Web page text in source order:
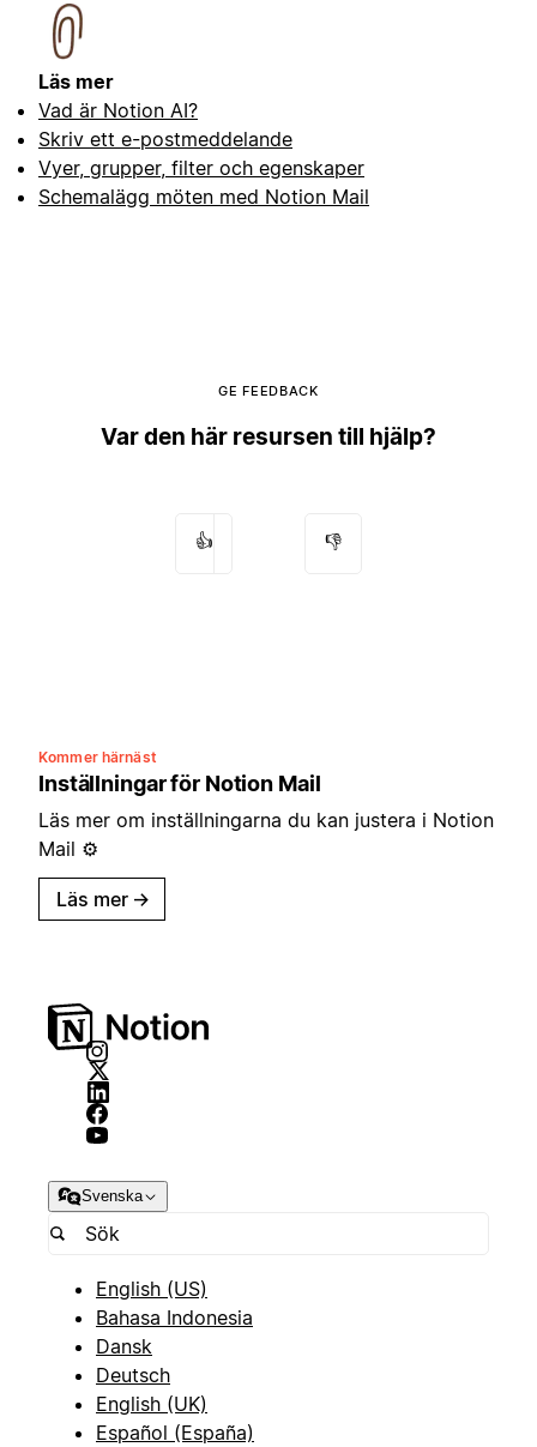
Läs mer
Vad är Notion AI?
Skriv ett e-postmeddelande
Vyer, grupper, filter och egenskaper
Schemalägg möten med Notion Mail
GE FEEDBACK
Var den här resursen till hjälp?
👍 👎
Kommer härnäst
Inställningar för Notion Mail
Läs mer om inställningarna du kan justera i Notion
Mail ⚙️
Läs mer →
Svenska
English (US)
Bahasa Indonesia
Dansk
Deutsch
English (UK)
Español (España)